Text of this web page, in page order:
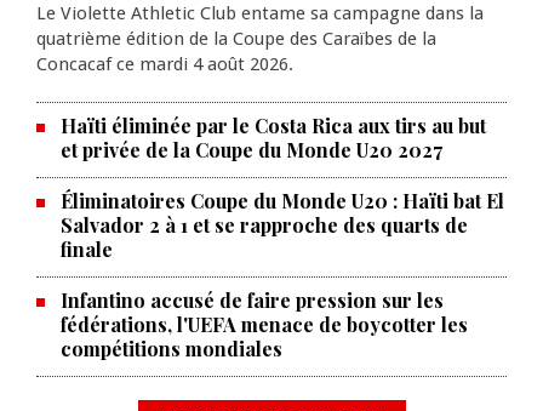
Le Violette Athletic Club entame sa campagne dans la
quatrième édition de la Coupe des Caraïbes de la
Concacaf ce mardi 4 août 2026.
Haïti éliminée par le Costa Rica aux tirs au but
et privée de la Coupe du Monde U20 2027
Éliminatoires Coupe du Monde U20 : Haïti bat El
Salvador 2 à 1 et se rapproche des quarts de
finale
Infantino accusé de faire pression sur les
fédérations, l'UEFA menace de boycotter les
compétitions mondiales